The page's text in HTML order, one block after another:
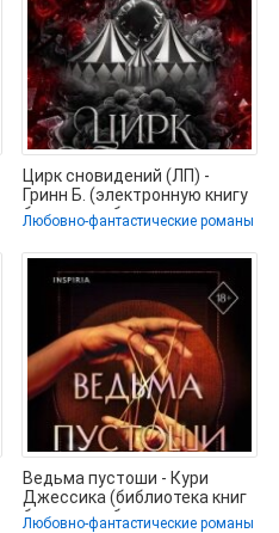
Цирк сновидений (ЛП) -
Гринн Б. (электронную книгу
бесплатно без регистрации
Любовно-фантастические романы
Ведьма пустоши - Кури
Джессика (библиотека книг
бесплатно без регистрации
Любовно-фантастические романы